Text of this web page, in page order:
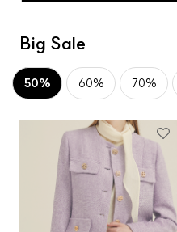
Big Sale
50% 60% 70%